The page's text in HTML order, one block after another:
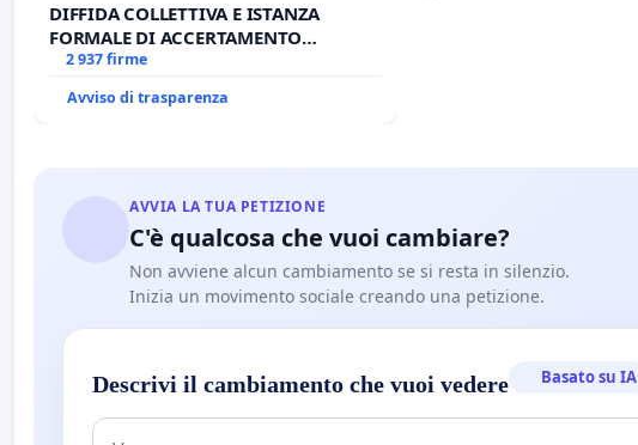
DIFFIDA COLLETTIVA E ISTANZA
FORMALE DI ACCERTAMENTO
CANONICO SU ELEZIONE LEONE XIV
2 937 firme
Avviso di trasparenza
AVVIA LA TUA PETIZIONE
C'è qualcosa che vuoi cambiare?
Non avviene alcun cambiamento se si resta in silenzio.
Inizia un movimento sociale creando una petizione.
Descrivi il cambiamento che vuoi vedere Basato su IA